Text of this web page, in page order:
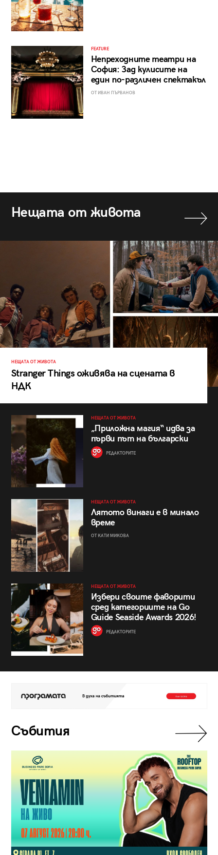
FEATURE
Непреходните театри на
София: Зад кулисите на
един по-различен спектакъл
ОТ ИВАН ПЪРВАНОВ
Нещата от живота
НЕЩАТА ОТ ЖИВОТА
Stranger Things оживява на сцената в
НДК
НЕЩАТА ОТ ЖИВОТА
„Приложна магия“ идва за
първи път на български
РЕДАКТОРИТЕ
НЕЩАТА ОТ ЖИВОТА
Лятото винаги е в минало
време
ОТ КАТИ МИКОВА
НЕЩАТА ОТ ЖИВОТА
Избери своите фаворити
сред категориите на Go
Guide Seaside Awards 2026!
РЕДАКТОРИТЕ
Събития